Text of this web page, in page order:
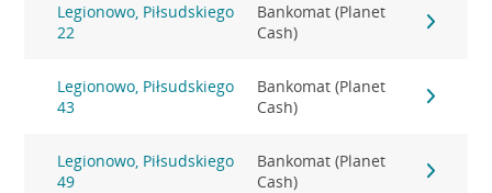
Legionowo, Piłsudskiego
22
Bankomat (Planet
Cash)
Legionowo, Piłsudskiego
43
Bankomat (Planet
Cash)
Legionowo, Piłsudskiego
49
Bankomat (Planet
Cash)